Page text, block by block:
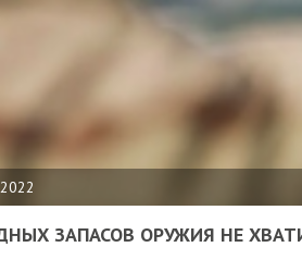
ЗАПАСОВ ОРУЖИЯ НЕ